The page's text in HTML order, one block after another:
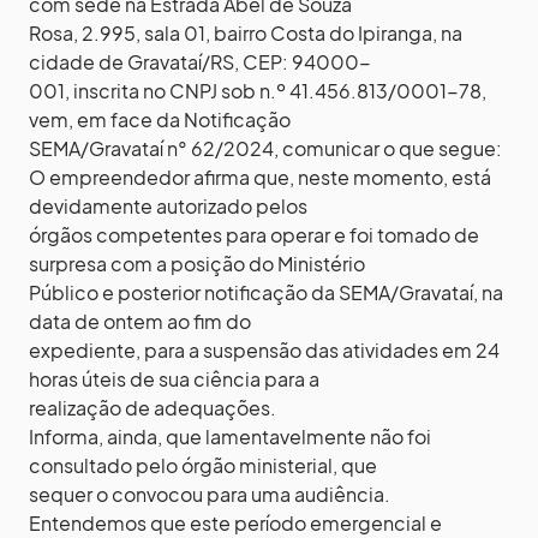
Rosa, 2.995, sala 01, bairro Costa do Ipiranga, na
cidade de Gravataí/RS, CEP: 94000-
001, inscrita no CNPJ sob n.º 41.456.813/0001-78,
vem, em face da Notificação
SEMA/Gravataí n° 62/2024, comunicar o que segue:
O empreendedor afirma que, neste momento, está
devidamente autorizado pelos
órgãos competentes para operar e foi tomado de
surpresa com a posição do Ministério
Público e posterior notificação da SEMA/Gravataí, na
data de ontem ao fim do
expediente, para a suspensão das atividades em 24
horas úteis de sua ciência para a
realização de adequações.
Informa, ainda, que lamentavelmente não foi
consultado pelo órgão ministerial, que
sequer o convocou para uma audiência.
Entendemos que este período emergencial e